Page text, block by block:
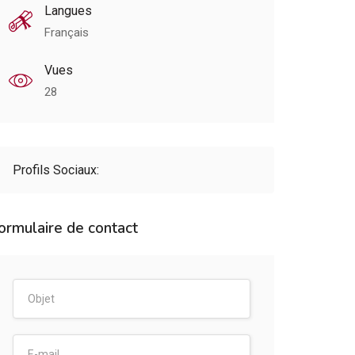
Langues
Français
Vues
28
Profils Sociaux:
de contact